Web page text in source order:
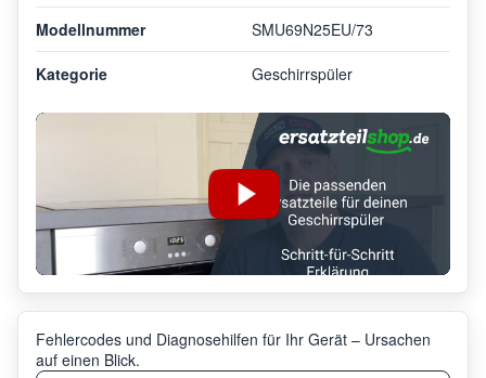
Modellnummer SMU69N25EU/73
Kategorie Geschirrspüler
Fehlercodes und Diagnosehilfen für Ihr Gerät – Ursachen
auf einen Blick.